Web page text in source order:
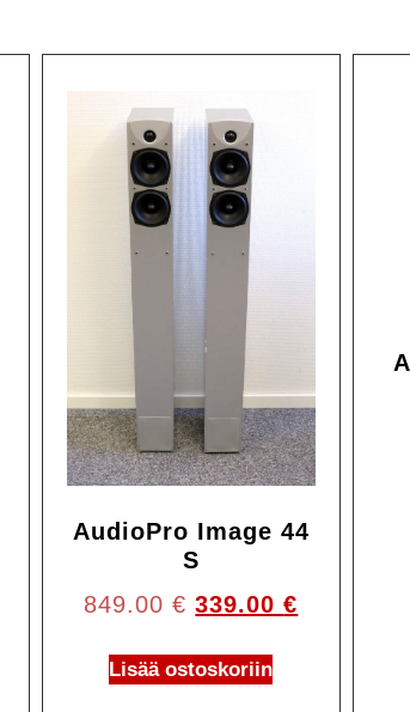
AudioPro Image 44
S
849.00€ 339.00€
Lisää ostoskoriin